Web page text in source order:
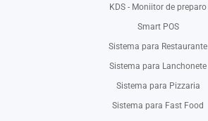
KDS - Moniitor de preparo
Smart POS
Sistema para Restaurante
Sistema para Lanchonete
Sistema para Pizzaria
Sistema para Fast Food